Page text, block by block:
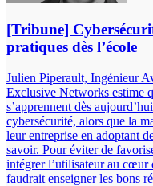
[Tribune]
pratiques dès l’école
Julien Piperault, Ingénieur
Exclusive Networks estime
s’apprennent dès
cybersécurité, alors que la
leur entreprise en adoptant
savoir. Pour éviter de
intégrer l’utilisateur au cœur
faudrait enseigner les bons